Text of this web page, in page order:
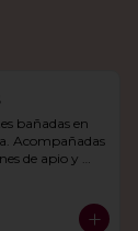
bañadas en
Acompañadas
de apio y